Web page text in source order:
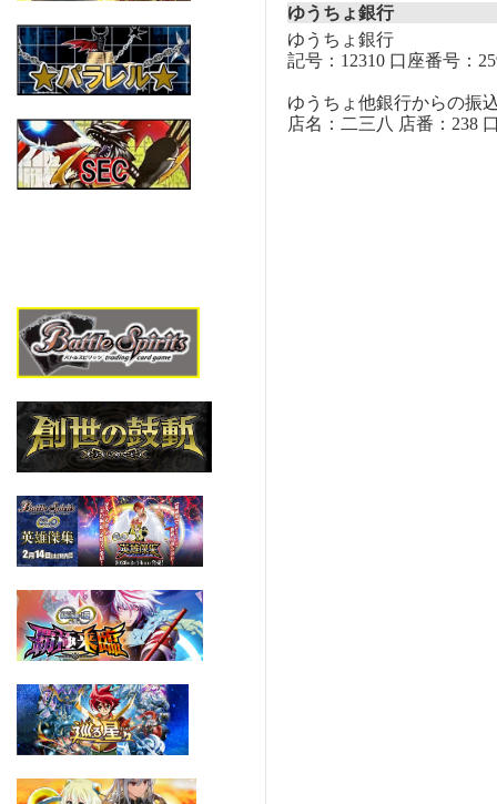
ゆうちょ銀行
ゆうちょ銀行
記号：12310 口座番号：
ゆうちょ他銀行からの振
店名：二三八 店番：238